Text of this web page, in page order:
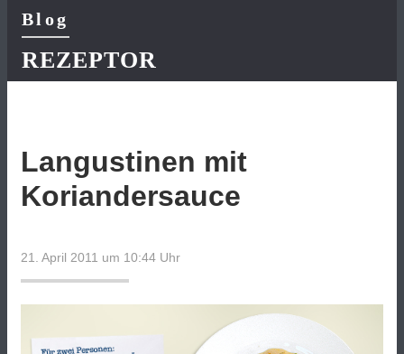
Blog
REZEPTOR
Langustinen mit
Koriandersauce
21. April 2011 um 10:44 Uhr